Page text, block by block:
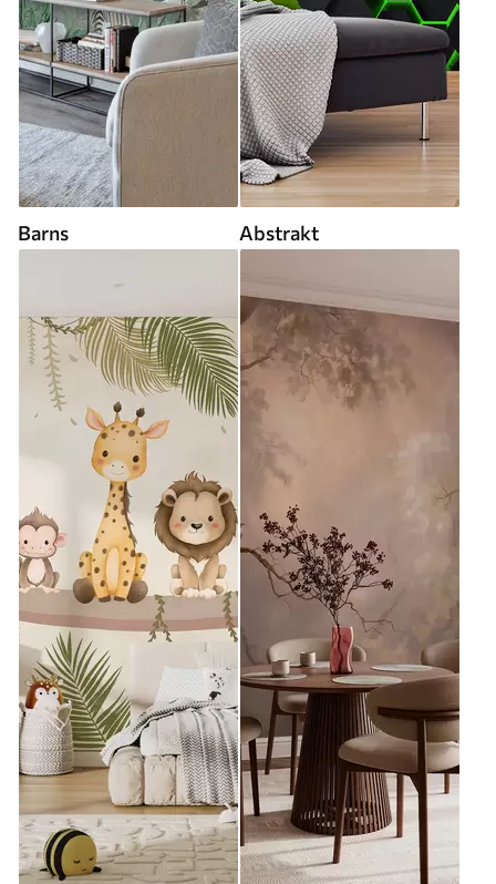
Barns Abstrakt